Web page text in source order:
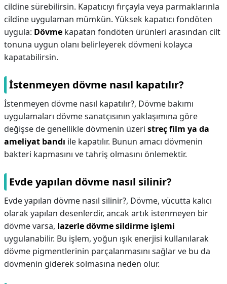
cildine sürebilirsin. Kapatıcıyı fırçayla veya parmaklarınla
cildine uygulaman mümkün. Yüksek kapatıcı fondöten
uygula: Dövme kapatan fondöten ürünleri arasından cilt
tonuna uygun olanı belirleyerek dövmeni kolayca
kapatabilirsin.
İstenmeyen dövme nasıl kapatılır?
İstenmeyen dövme nasıl kapatılır?, Dövme bakımı
uygulamaları dövme sanatçısının yaklaşımına göre
değişse de genellikle dövmenin üzeri streç film ya da
ameliyat bandı ile kapatılır. Bunun amacı dövmenin
bakteri kapmasını ve tahriş olmasını önlemektir.
Evde yapılan dövme nasıl silinir?
Evde yapılan dövme nasıl silinir?, Dövme, vücutta kalıcı
olarak yapılan desenlerdir, ancak artık istenmeyen bir
dövme varsa, lazerle dövme sildirme işlemi
uygulanabilir. Bu işlem, yoğun ışık enerjisi kullanılarak
dövme pigmentlerinin parçalanmasını sağlar ve bu da
dövmenin giderek solmasına neden olur.